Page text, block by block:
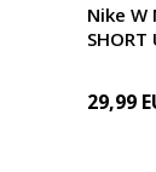
Nike W
SHORT
29,99